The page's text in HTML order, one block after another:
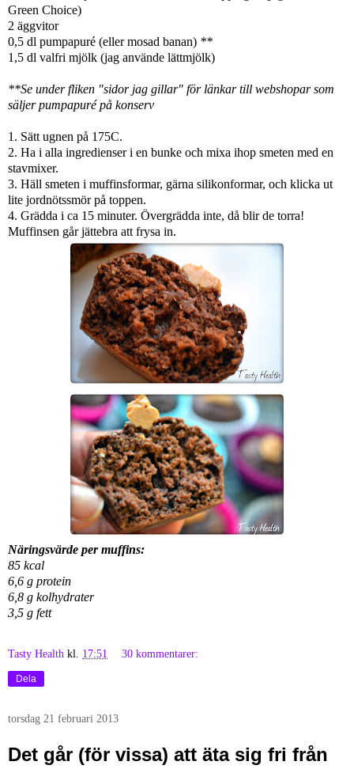
Green Choice)
2 äggvitor
0,5 dl pumpapuré (eller mosad banan) **
1,5 dl valfri mjölk (jag använde lättmjölk)
**Se under fliken "sidor jag gillar" för länkar till webshopar som
säljer pumpapuré på konserv
1. Sätt ugnen på 175C.
2. Ha i alla ingredienser i en bunke och mixa ihop smeten med en
stavmixer.
3. Häll smeten i muffinsformar, gärna silikonformar, och klicka ut
lite jordnötssmör på toppen.
4. Grädda i ca 15 minuter. Övergrädda inte, då blir de torra!
Muffinsen går jättebra att frysa in.
Näringsvärde per muffins:
85 kcal
6,6 g protein
6,8 g kolhydrater
3,5 g fett
Tasty Health kl. 17:51 30 kommentarer:
Dela
torsdag 21 februari 2013
Det går (för vissa) att äta sig fri från